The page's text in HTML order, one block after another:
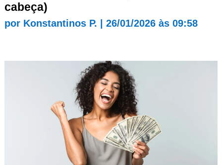
cabeça)
por Konstantinos P. 26/01/2026 às 09:58